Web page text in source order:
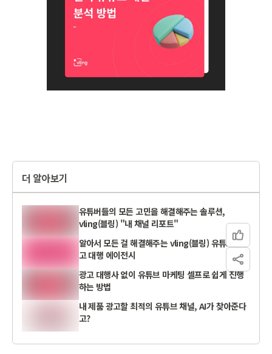
더 알아보기
유튜버들의 모든 고민을 해결해주는 솔루션,
vling(블링) "내 채널 리포트"
알아서 모든 걸 해결해주는 vling(블링) 유튜브 광
고 대행 에이전시
광고 대행사 없이 유튜브 마케팅 셀프로 쉽게 진행
하는 방법
내 제품 광고할 최적의 유튜브 채널, AI가 찾아준다
고?